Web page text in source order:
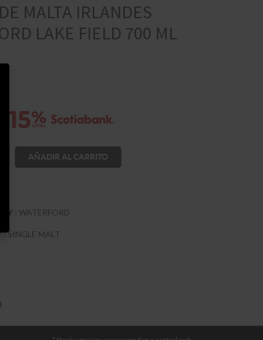
MALTA IRLANDES
LAKE FIELD 700 ML
AÑADIR AL CARRITO
: WATERFORD
:SINGLE MALT